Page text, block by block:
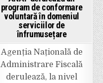
program de conformare
voluntară în domeniul
serviciilor de
înfrumusețare
Agenția Națională de
Administrare Fiscală
derulează, la nivel